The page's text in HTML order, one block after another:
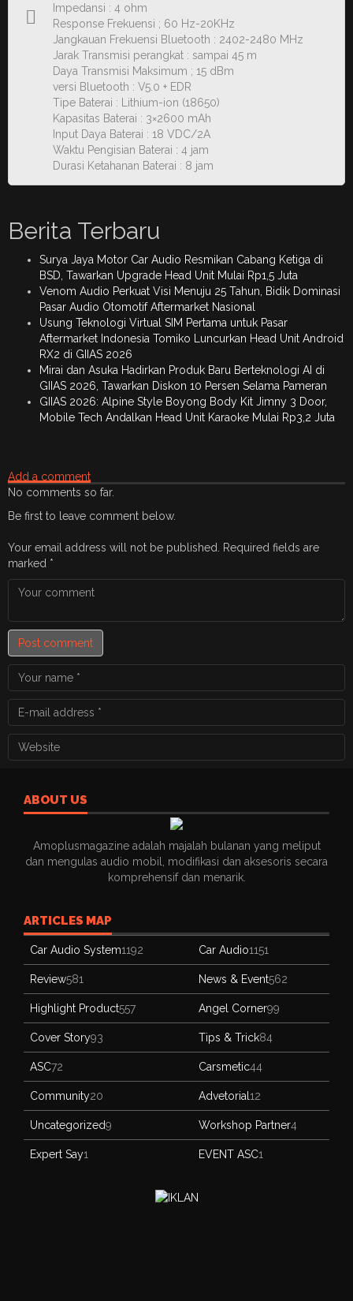
Impedansi : 4 ohm
Response Frekuensi ; 60 Hz-20KHz
Jangkauan Frekuensi Bluetooth : 2402-2480 MHz
Jarak Transmisi perangkat : sampai 45 m
Daya Transmisi Maksimum ; 15 dBm
versi Bluetooth : V5.0 + EDR
Tipe Baterai : Lithium-ion (18650)
Kapasitas Baterai : 3×2600 mAh
Input Daya Baterai : 18 VDC/2A
Waktu Pengisian Baterai : 4 jam
Durasi Ketahanan Baterai : 8 jam
Berita Terbaru
Surya Jaya Motor Car Audio Resmikan Cabang Ketiga di
BSD, Tawarkan Upgrade Head Unit Mulai Rp1,5 Juta
Venom Audio Perkuat Visi Menuju 25 Tahun, Bidik Dominasi
Pasar Audio Otomotif Aftermarket Nasional
Usung Teknologi Virtual SIM Pertama untuk Pasar
Aftermarket Indonesia Tomiko Luncurkan Head Unit Android
RX2 di GIIAS 2026
Mirai dan Asuka Hadirkan Produk Baru Berteknologi AI di
GIIAS 2026, Tawarkan Diskon 10 Persen Selama Pameran
GIIAS 2026: Alpine Style Boyong Body Kit Jimny 3 Door,
Mobile Tech Andalkan Head Unit Karaoke Mulai Rp3,2 Juta
Add a comment
No comments so far.
Be first to leave comment below.
Your email address will not be published. Required fields are
marked *
Post comment
ABOUT US
Amoplusmagazine adalah majalah bulanan yang meliput
dan mengulas audio mobil, modifikasi dan aksesoris secara
komprehensif dan menarik.
ARTICLES MAP
Car Audio System1192 Car Audio1151
Review581 News & Event562
Highlight Product557 Angel Corner99
Cover Story93 Tips & Trick84
ASC72 Carsmetic44
Community20 Advetorial12
Uncategorized9 Workshop Partner4
Expert Say1 EVENT ASC1